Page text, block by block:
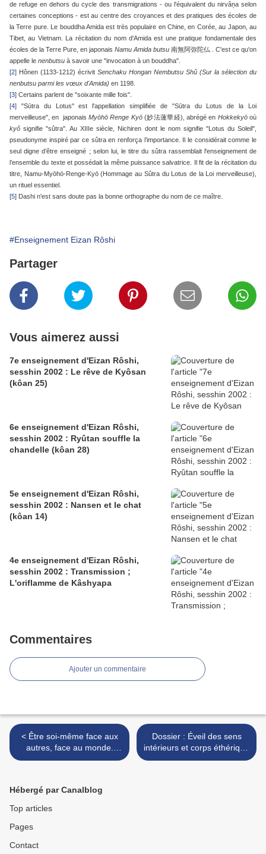
de refuge en dehors du cycle des transmigrations - ou l'équivalent du nirvâņa selon
certaines conceptions - est au centre des croyances et des pratiques des écoles de
la Terre pure. Le bouddha Amida est très populaire en Chine, en Corée, au Japon, au
Tibet, au Vietnam. La récitation du nom d'Amida est une pratique fondamentale des
écoles de la Terre Pure, en japonais Namu Amida butsu 南無阿弥陀仏 . C'est ce qu'on
appelle le nenbutsu à savoir une "invocation à un bouddha".
[2] Hônen (1133-1212) écrivit Senchaku Hongan Nembutsu Shû (Sur la sélection du
nenbutsu parmi les vœux d'Amida) en 1198.
[3] Certains parlent de "soixante mille fois".
[4] "Sūtra du Lotus" est l'appellation simplifiée de "Sūtra du Lotus de la Loi
merveilleuse", en japonaisMyōhō Renge Kyō(妙法蓮華経), abrégé en Hokkekyōoù
kyô signifie "sûtra". Au XIIIe siècle, Nichiren dont le nom signifie "Lotus du Soleil",
pseudonyme inspiré par ce sûtra en renforça l’importance. Il le considérait comme le
seul digne d’être enseigné ; selon lui, le titre du sûtra rassemblait l'enseignement de
l’ensemble du texte et possédait la même puissance salvatrice. Il fit de la récitation du
titre, Namu-Myōhō-Renge-Kyō (Hommage au Sûtra du Lotus de la Loi merveilleuse),
un rituel essentiel.
[5] Dashi n'est sans doute pas la bonne orthographe du nom de ce maître.
#Enseignement Eizan Rôshi
Partager
Vous aimerez aussi
7e enseignement d'Eizan Rôshi,
sesshin 2002 : Le rêve de Kyôsan
(kôan 25)
6e enseignement d'Eizan Rôshi,
sesshin 2002 : Ryûtan souffle la
chandelle (kôan 28)
5e enseignement d'Eizan Rôshi,
sesshin 2002 : Nansen et le chat
(kôan 14)
4e enseignement d'Eizan Rôshi,
sesshin 2002 : Transmission ;
L'oriflamme de Kâshyapa
Commentaires
Ajouter un commentaire
< Être soi-même face aux
autres, face au monde.
Conférence-débat avec
Dossier : Éveil des sens
intérieurs et corps éthérique
selon K G Dürckheim >
Hébergé par Canalblog
Top articles
Pages
Contact